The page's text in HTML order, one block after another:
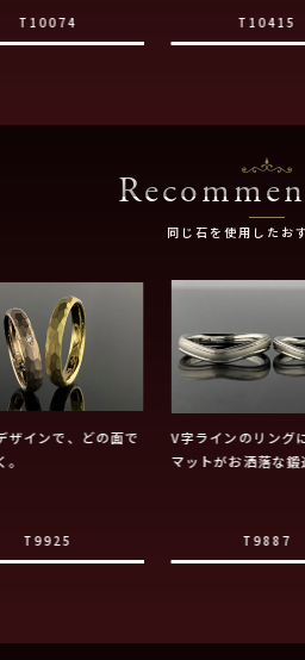
T10074 T10415
同じ石を使用したお
ザインで、どの面で
T9925
V字ラインのリング
マットがお洒落な鍛
T9887